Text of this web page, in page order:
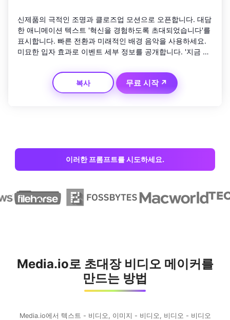
신제품의 극적인 조명과 클로즈업 모션으로 오픈합니다. 대담
한 애니메이션 텍스트 '혁신을 경험하도록 초대되었습니다'를
표시합니다. 빠른 전환과 미래적인 배경 음악을 사용하세요.
미묘한 입자 효과로 이벤트 세부 정보를 공개합니다. '지금 자
YouTube 쇼츠와 프로모션 릴에 대한 페이싱을 최적화합니다.
복사
무료 시작 ↗
이러한 프롬프트를 시도하세요.
Media.io로 초대장 비디오 메이커를
만드는 방법
Media.io에서 텍스트 - 비디오, 이미지 - 비디오, 비디오 - 비디오